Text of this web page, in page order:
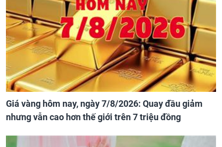
Giá vàng hôm nay, ngày 7/8/2026: Quay đầu giảm
nhưng vẫn cao hơn thế giới trên 7 triệu đồng